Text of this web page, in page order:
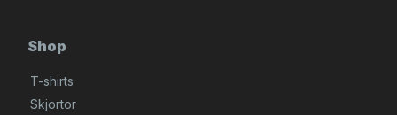
Shop
T-shirts
Skjortor